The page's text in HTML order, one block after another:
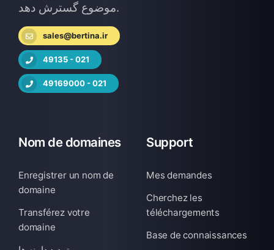
موضوع گسترش دهد.
sales@bertina.ir
49135 - 021
49169000 - 021
Nom de domaines
Enregistrer un nom de
domaine
Transférez votre
domaine
Support
Mes demandes
Cherchez les
téléchargements
Base de connaissances